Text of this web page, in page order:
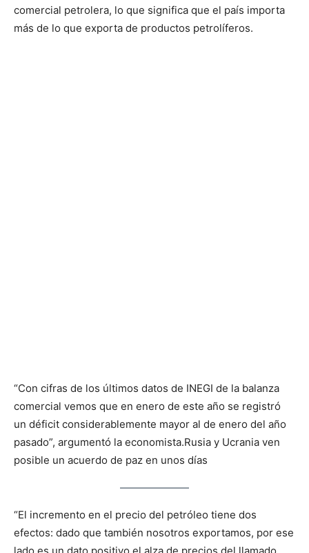
comercial petrolera, lo que significa que el país importa
más de lo que exporta de productos petrolíferos.
“Con cifras de los últimos datos de INEGI de la balanza
comercial vemos que en enero de este año se registró
un déficit considerablemente mayor al de enero del año
pasado”, argumentó la economista.Rusia y Ucrania ven
posible un acuerdo de paz en unos días
“El incremento en el precio del petróleo tiene dos
efectos: dado que también nosotros exportamos, por ese